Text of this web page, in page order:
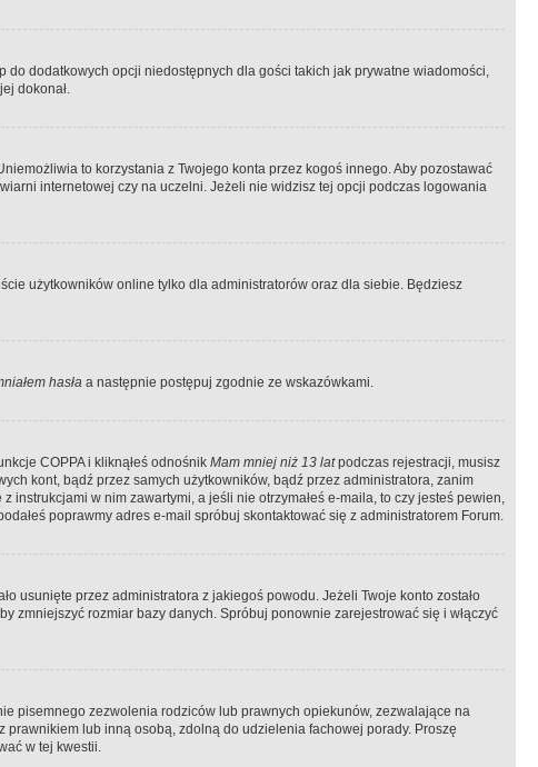
dodatkowych opcji niedostępnych dla gości takich jak prywatne wiadomości,
dokonał.
to korzystania z Twojego konta przez kogoś innego. Aby pozostawać
internetowej czy na uczelni. Jeżeli nie widzisz tej opcji podczas logowania
użytkowników online tylko dla administratorów oraz dla siebie. Będziesz
hasła a następnie postępuj zgodnie ze wskazówkami.
COPPA i kliknąłeś odnośnik Mam mniej niż 13 latpodczas rejestracji, musisz
kont, bądź przez samych użytkowników, bądź przez administratora, zanim
w nim zawartymi, a jeśli nie otrzymałeś e-maila, to czy jesteś pewien,
poprawmy adres e-mail spróbuj skontaktować się z administratorem Forum.
usunięte przez administratora z jakiegoś powodu. Jeżeli Twoje konto zostało
zmniejszyć rozmiar bazy danych. Spróbuj ponownie zarejestrować się i włączyć
pisemnego zezwolenia rodziców lub prawnych opiekunów, zezwalające na
lub inną osobą, zdolną do udzielenia fachowej porady. Proszę
w tej kwestii.